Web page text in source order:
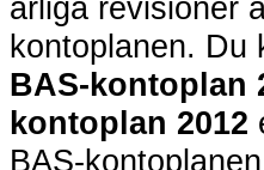
kontoplanen. Du
BAS-kontoplan
kontoplan 2012
BAS-kontoplanen